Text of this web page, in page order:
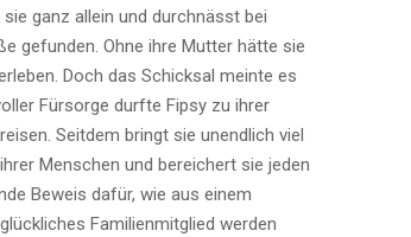
ganz allein und durchnässt bei
gefunden. Ohne ihre Mutter hätte sie
Doch das Schicksal meinte es
Fürsorge durfte Fipsy zu ihrer
Seitdem bringt sie unendlich viel
Menschen und bereichert sie jeden
Beweis dafür, wie aus einem
Familienmitglied werden